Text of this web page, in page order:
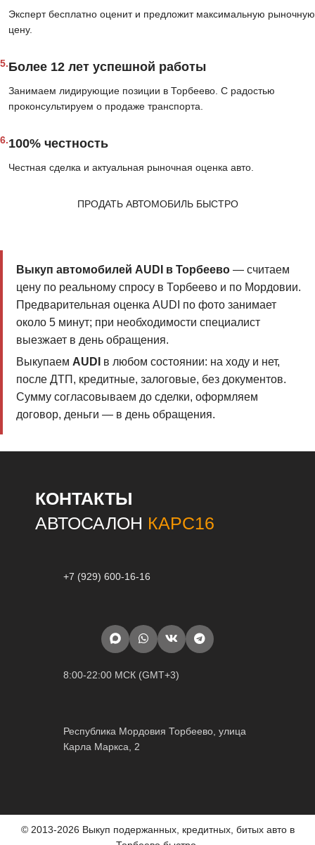
Эксперт бесплатно оценит и предложит максимальную рыночную
цену.
5.Более 12 лет успешной работы
Занимаем лидирующие позиции в Торбеево. С радостью
проконсультируем о продаже транспорта.
6.100% честность
Честная сделка и актуальная рыночная оценка авто.
ПРОДАТЬ АВТОМОБИЛЬ БЫСТРО
Выкуп автомобилей AUDI в Торбеево— считаем
цену по реальному спросу в Торбеево и по Мордовии.
Предварительная оценка AUDI по фото занимает
около 5 минут; при необходимости специалист
выезжает в день обращения.
Выкупаем AUDI в любом состоянии: на ходу и нет,
после ДТП, кредитные, залоговые, без документов.
Сумму согласовываем до сделки, оформляем
договор, деньги — в день обращения.
КОНТАКТЫ
АВТОСАЛОН КАРС16
+7 (929) 600-16-16
8:00-22:00 МСК (GMT+3)
Республика Мордовия Торбеево, улица
Карла Маркса, 2
© 2013-2026 Выкуп подержанных, кредитных, битых авто в